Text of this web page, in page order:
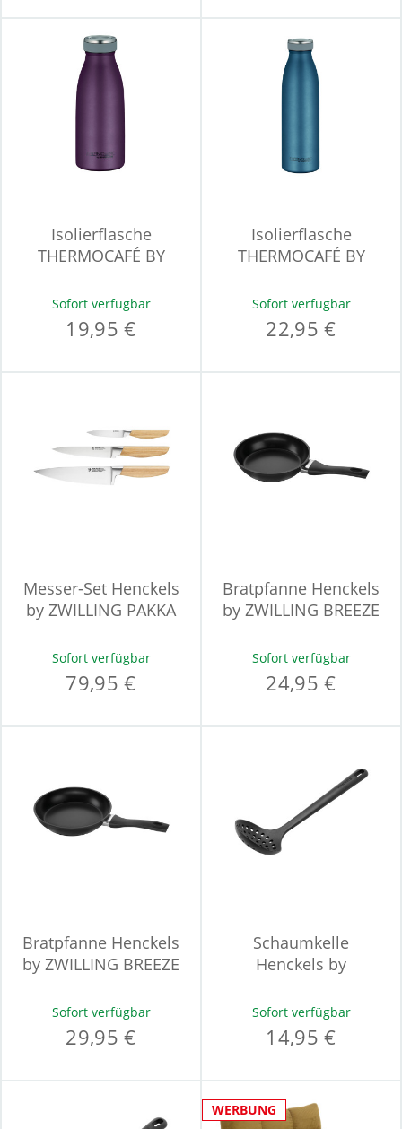
Isolierflasche
THERMOCAFÉ BY
Sofort verfügbar
19,95 €
Isolierflasche
THERMOCAFÉ BY
Sofort verfügbar
22,95 €
Messer-Set Henckels
by ZWILLING PAKKA
Sofort verfügbar
79,95 €
Bratpfanne Henckels
by ZWILLING BREEZE
Sofort verfügbar
24,95 €
Bratpfanne Henckels
by ZWILLING BREEZE
Sofort verfügbar
29,95 €
Schaumkelle
Henckels by
ONYX
Sofort verfügbar
14,95 €
WERBUNG